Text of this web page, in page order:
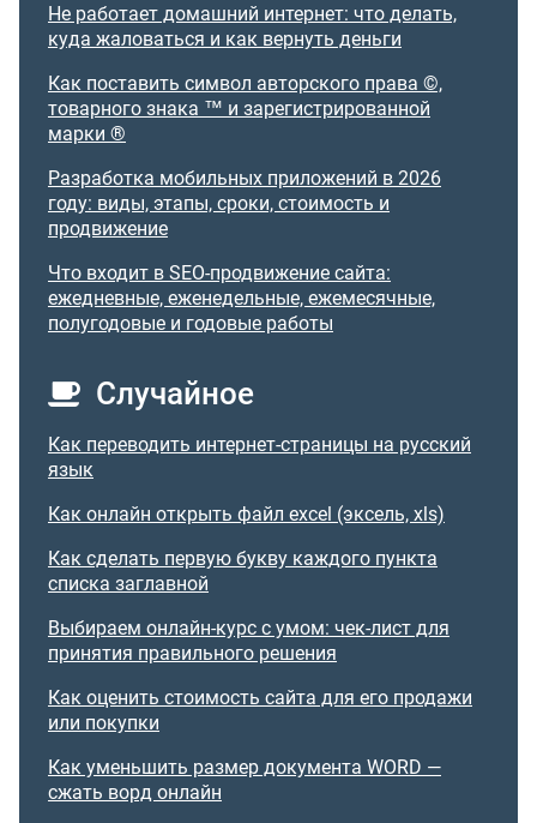
Не работает домашний интернет: что делать,
куда жаловаться и как вернуть деньги
Как поставить символ авторского права ©,
товарного знака ™ и зарегистрированной
марки ®
Разработка мобильных приложений в 2026
году: виды, этапы, сроки, стоимость и
продвижение
Что входит в SEO-продвижение сайта:
ежедневные, еженедельные, ежемесячные,
полугодовые и годовые работы
Случайное
Как переводить интернет-страницы на русский
язык
Как онлайн открыть файл excel (эксель, xls)
Как сделать первую букву каждого пункта
списка заглавной
Выбираем онлайн-курс с умом: чек-лист для
принятия правильного решения
Как оценить стоимость сайта для его продажи
или покупки
Как уменьшить размер документа WORD —
сжать ворд онлайн